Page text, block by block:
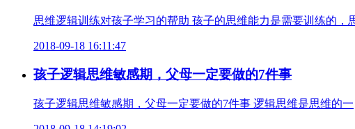
思维逻辑训练对孩子学习的帮助 孩子的思维能力是需要训练的，
2018-09-18 16:11:47
孩子逻辑思维敏感期，父母一定要做的7件事
孩子逻辑思维敏感期，父母一定要做的7件事 逻辑思维是思维的一